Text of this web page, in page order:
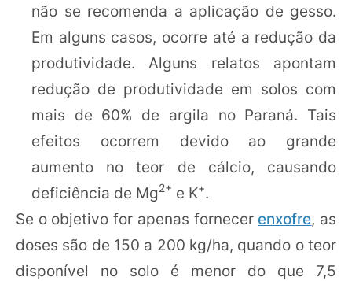
não se recomenda a aplicação de gesso.
Em alguns casos, ocorre até a redução da
produtividade. Alguns relatos apontam
redução de produtividade em solos com
mais de 60% de argila no Paraná. Tais
efeitos ocorrem devido ao grande
aumento no teor de cálcio, causando
deficiência de Mg2+ e K+.
Se o objetivo for apenas fornecer enxofre, as
doses são de 150 a 200 kg/ha, quando o teor
disponível no solo é menor do que 7,5